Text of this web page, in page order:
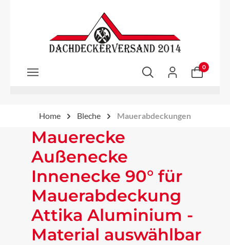
Zum Hauptinhalt springen
0
Home Bleche Mauerabdeckungen
Mauerecke
Außenecke
Innenecke 90° für
Mauerabdeckung
Attika Aluminium -
Material auswählbar